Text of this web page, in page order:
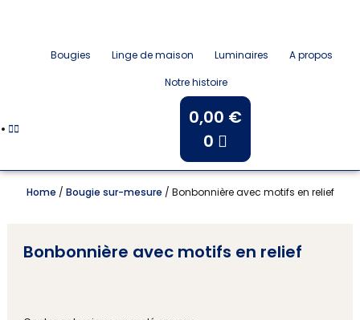
Bougies Linge de maison Luminaires
A propos
Notre histoire
0,00 €
0
Home / Bougie sur-mesure / Bonbonnière avec motifs en relief
Bonbonnière avec motifs en relief